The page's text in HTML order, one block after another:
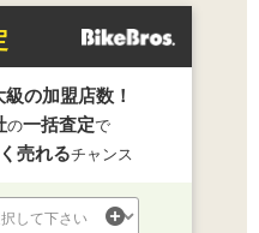
の加盟店数！
の一括査定で
売れるチャンス